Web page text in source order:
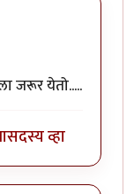
जरूर येतो.....
सदस्य व्हा